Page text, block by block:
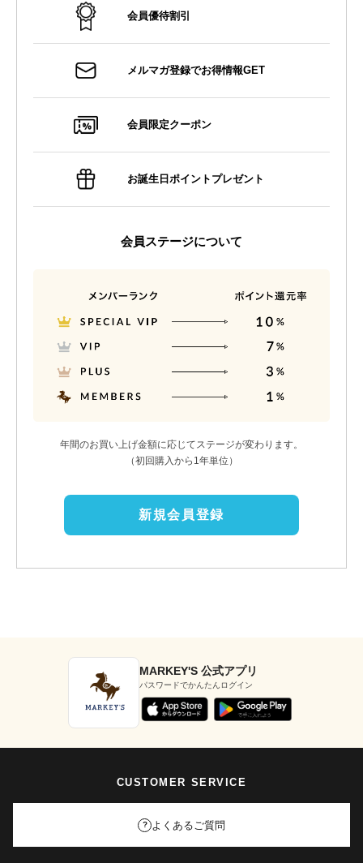
会員優待割引
メルマガ登録でお得情報GET
会員限定クーポン
お誕生日ポイントプレゼント
会員ステージについて
年間のお買い上げ金額に応じてステージが変わります。
（初回購入から1年単位）
新規会員登録
MARKEY'S 公式アプリ
パスワードでかんたんログイン
CUSTOMER SERVICE
? よくあるご質問